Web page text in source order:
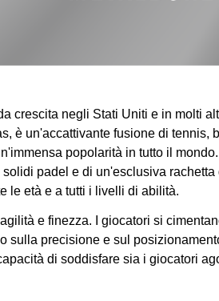
crescita negli Stati Uniti e in molti
è un'accattivante fusione di tennis,
popolarità in tutto il
padel e di un'esclusiva
le età e a tutti i livelli di abilità.
e finezza. I giocatori si
sulla precisione e sul
di soddisfare sia i giocatori